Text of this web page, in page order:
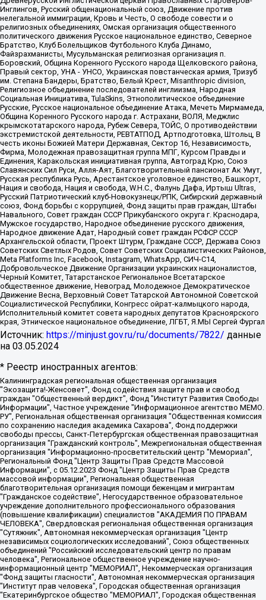
Инглингов, Русский общенациональный союз, Движение против
нелегальной иммиграции, Кровь и Честь, О свободе совести и о
религиозных объединениях, Омская организация общественного
политического движения Русское национальное единство, Северное
Братство, Клуб Болельщиков Футбольного Клуба Динамо,
Файзрахманисты, Мусульманская религиозная организация п.
Боровский, Община Коренного Русского народа Щелковского района,
Правый сектор, УНА - УНСО, Украинская повстанческая армия, Тризуб
им. Степана Бандеры, Братство, Белый Крест, Misanthropic division,
Религиозное объединение последователей инглиизма, Народная
Социальная Инициатива, TulaSkins, Этнополитическое объединение
Русские, Русское национальное объединение Атака, Мечеть Мирмамеда,
Община Коренного Русского народа г. Астрахани, ВОЛЯ, Меджлис
крымскотатарского народа, Рубеж Севера, ТОЙС, О противодействии
экстремистской деятельности, РЕВТАТПОД, Артподготовка, Штольц, В
честь иконы Божией Матери Державная, Сектор 16, Независимость,
Фирма, Молодежная правозащитная группа МПГ, Курсом Правды и
Единения, Каракольская инициативная группа, Автоград Крю, Союз
Славянских Сил Руси, Алля-Аят, Благотворительный пансионат Ак Умут,
Русская республика Русь, Арестантское уголовное единство, Башкорт,
Нация и свобода, Нация и свобода, W.H.С., Фалунь Дафа, Иртыш Ultras,
Русский Патриотический клуб-Новокузнецк/РПК, Сибирский державный
союз, Фонд борьбы с коррупцией, Фонд защиты прав граждан, Штабы
Навального, Совет граждан СССР Прикубанского округа г. Краснодара,
Мужское государство, Народное объединение русского движения,
Народное движение Адат, Народный совет граждан РСФСР СССР
Архангельской области, Проект Штурм, Граждане СССР, Держава Союз
Советских Светлых Родов, Совет Советских Социалистических Районов,
Meta Platforms Inc, Facebook, Instagram, WhatsApp, СИЧ-С14,
Добровольческое Движение Организации украинских националистов,
Черный Комитет, Татарстанское Региональное Всетатарское
общественное движение, Невоград, Молодежное Демократическое
Движение Весна, Верховный Совет Татарской Автономной Советской
Социалистической Республики, Конгресс ойрат-калмыцкого народа,
Исполнительный комитет совета народных депутатов Красноярского
края, Этническое национальное объединение, ЛГБТ, Я.МЫ Сергей Фургал
Источник: https://minjust.gov.ru/ru/documents/7822/ данные
на 03.05.2024
* Реестр иностранных агентов:
Калининградская региональная общественная организация "Экозащита!-Женсовет", Фонд содействия защите прав и свобод граждан "Общественный вердикт", Фонд "Институт Развития Свободы Информации", Частное учреждение "Информационное агентство МЕМО. РУ", Региональная общественная организация "Общественная комиссия по сохранению наследия академика Сахарова", Фонд поддержки свободы прессы, Санкт-Петербургская общественная правозащитная организация "Гражданский контроль", Межрегиональная общественная организация "Информационно-просветительский центр "Мемориал", Региональный Фонд "Центр Защиты Прав Средств Массовой Информации", с 05.12.2023 Фонд "Центр Защиты Прав Средств массовой информации", Региональная общественная благотворительная организация помощи беженцам и мигрантам "Гражданское содействие", Негосударственное образовательное учреждение дополнительного профессионального образования (повышение квалификации) специалистов "АКАДЕМИЯ ПО ПРАВАМ ЧЕЛОВЕКА", Свердловская региональная общественная организация "Сутяжник", Автономная некоммерческая организация "Центр независимых социологических исследований", Союз общественных объединений "Российский исследовательский центр по правам человека", Региональное общественное учреждение научно-информационный центр "МЕМОРИАЛ", Некоммерческая организация "Фонд защиты гласности", Автономная некоммерческая организация "Институт прав человека", Городская общественная организация "Екатеринбургское общество "МЕМОРИАЛ", Городская общественная организация "Рязанское историко-просветительское и правозащитное общество "Мемориал" (Рязанский Мемориал), Челябинский региональный орган общественной самодеятельности – женское общественное объединение "Женщины Евразии", Челябинский региональный орган общественной самодеятельности "Уральская правозащитная группа", Фонд содействия защите здоровья и социальной справедливости имени Андрея Рылькова, Автономная Некоммерческая Организация "Аналитический Центр Юрия Левады", Автономная некоммерческая организация социальной поддержки населения "Проект Апрель", Региональная общественная организация помощи женщинам и детям, находящимся в кризисной ситуации "Информационно-методический центр "Анна", Фонд содействия развитию массовых коммуникаций и правовому просвещению "Так-так-Так", Фонд содействия устойчивому развитию "Серебряная тайга", Свердловский региональный общественный фонд социальных проектов "Новое время", "Idel.Реалии", Кавказ.Реалии, Крым.Реалии, Телеканал Настоящее Время, Татаро-башкирская служба Радио Свобода (Azatliq Radiosi), Радио Свободная Европа/Радио Свобода (PCE/PC), "Сибирь.Реалии", "Фактограф", Благотворительный фонд помощи осужденным и их семьям, Автономная некоммерческая организация "Институт глобализации и социальных движений", Фонд "В защиту прав заключенных", Частное учреждение "Центр поддержки и содействия развитию средств массовой информации", Пензенский региональный общественный благотворительный фонд "Гражданский союз", "Север.Реалии", Некоммерческая организация Фонд "Правовая инициатива", Общество с ограниченной ответственностью "Радио Свободная Европа/Радио Свобода", Чешское информационное агентство "MEDIUM-ORIENT", Красноярская региональная общественная организация "Мы против СПИДа", Камалягин Денис Николаевич, Маркелов Сергей Евгеньевич, Пономарев Лев Александрович, Савицкая Людмила Алексеевна, Автономная некоммерческая организация "Центр по работе с проблемой насилия "НАСИЛИЮ.НЕТ", Межрегиональный профессиональный союз работников здравоохранения "Альянс врачей", Юридическое лицо, зарегистрированное в Латвийской Республике, SIA "Medusa Project" (регистрационный номер 40103797863, дата регистрации 10.06.2014), Некоммерческая организация "Фонд по борьбе с коррупцией", Автономная некоммерческая организация "Институт права и публичной политики", Баданин Роман Сергеевич, Гликин Максим Александрович, Железнова Мария Михайловна, Лукьянова Юлия Сергеевна, Маетная Елизавета Витальевна, Маняхин Петр Борисович, Чуракова Ольга Владимировна, Ярош Юлия Петровна, Юридическое лицо "The Insider SIA", зарегистрированное в Риге, Латвийская Республика (дата регистрации 26.06.2015), являющееся администратором доменного имени интернет-издания "The Insider SIA", https://theins.ru, Постернак Алексей Евгеньевич, Рубин Михаил Аркадьевич, Анин Роман Александрович, Юридическое лицо Istories fonds, зарегистрированное в Латвийской Республике (регистрационный номер 50008295751, дата регистрации 24.02.2020), Великовский Дмитрий Александрович, Долинина Ирина Николаевна, Мароховская Алеся Алексеевна, Шлейнов Роман Юрьевич, Шмагун Олеся Валентиновна, Общество с ограниченной ответственностью "Альтаир 2021", Общество с ограниченной ответственностью "Вега 2021", Общество с ограниченной ответственностью "Главный редактор 2021", Общество с ограниченной ответственностью "Ромашки монолит", Важенков Артем Валерьевич, Ивановская областная общественная организация "Центр гендерных исследований", Гурман Юрий Альбертович, Медиапроект "ОВД-Инфо", Егоров Владимир Владимирович, Жилинский Владимир Александрович, Общество с ограниченной ответственностью "ЗП", Иванова София Юрьевна, Карезина Инна Павловна, Кильтау Екатерина Викторовна, Петров Алексей Викторович, Пискунов Сергей Евгеньевич, Смирнов Сергей Сергеевич, Тихонов Михаил Сергеевич, Общество с ограниченной ответственностью "ЖУРНАЛИСТ-ИНОСТРАННЫЙ АГЕНТ", Арапова Галина Юрьевна, Вольтская Татьяна Анатольевна, Американская компания "Mason G.E.S. Anonymous Foundation" (США), являющаяся владельцем интернет-издания https://mnews.world/, Компания "Stichting Bellingcat", зарегистрированная в Нидерландах (дата регистрации 11.07.2018), Захаров Андрей Вячеславович, Клепиковская Екатерина Дмитриевна, Общество с ограниченной ответственностью "МЕМО", Перл Роман Александрович, Симонов Евгений Алексеевич, Соловьева Елена Анатольевна, Сотников Даниил Владимирович, Сурначева Елизавета Дмитриевна, Автономная некоммерческая организация по защите прав человека и информированию населения "Якутия – Наше Мнение", Общество с ограниченной ответственностью "Москоу диджитал медиа", с 26.01.2023 Общество с ограниченной ответственностью "Чайка Белые сады", Ветошкина Валерия Валерьевна, Заговора Максим Александрович, Межрегиональное общественное движение "Российская ЛГБТ - сеть", Оленичев Максим Владимирович, Павлов Иван Юрьевич, Скворцова Елена Сергеевна, Общество с ограниченной ответственностью "Как бы инагент", Кочетков Игорь Викторович, Общество с ограниченной ответственностью "Честные выборы", Еланчик Олег Александрович, Общество с ограниченной ответственностью "Нобелевский призыв", Гималова Регина Эмилевна, Григорьев Андрей Валерьевич, Григорьева Алина Александровна, Ассоциация по содействию защите прав призывников, альтернативнослужащих и военнослужащих "Правозащитная группа "Гражданин.Армия.Право", Хисамова Регина Фаритовна, Автономная некоммерческая организация по реализации социально-правовых программ "Лилит", Дальневосточное общественное движение "Маяк", Санкт-Петербургская ЛГБТ-инициативная группа "Выход", Инициативная группа ЛГБТ+ "Реверс", Алексеев Андрей Викторович, Бекбулатова Таисия Львовна, Беляев Иван Михайлович, Владыкина Елена Сергеевна, Гельман Марат Александрович, Никульшина Вероника Юрьевна, Толоконникова Надежда Андреевна, Шендерович Виктор Анатольевич, Общество с ограниченной ответственностью "Данное сообщение", Общество с ограниченной ответственностью Издательский дом "Новая глава", Айнбиндер Александра Александровна, Московский комьюнити-центр для ЛГБТ+инициатив, Благотворительный фонд развития филантропии, Deutsche Welle (Германия, Kurt-Schumacher-Strasse 3, 53113 Bonn), Борзунова Мария Михайловна, Воробьев Виктор Викторович, Голубева Анна Львовна, Константинова Алла Михайловна, Малкова Ирина Владимировна, Мурадов Мурад Абдулгалимович, Осетинская Елизавета Николаевна, Понасенков Евгений Николаевич, Ганапольский Матвей Юрьевич, Киселев Евгений Алексеевич, Борухович Ирина Григорьевна, Дремин Иван Тимофеевич, Дубровский Дмитрий Викторович, Красноярская региональная общественная организация поддержки и развития альтернативных образовательных технологий и межкультурных коммуникаций "ИНТЕРРА", Маяковская Екатерина Алексеевна, Фейгин Марк Захарович, Филимонов Андрей Викторович, Дзугкоева Регина Николаевна, Доброхотов Роман Александрович, Дудь Юрий Александрович, Елкин Сергей Владимирович, Кругликов Кирилл Игоревич, Сабунаева Мария Леонидовна, Семенов Алексей Владимирович, Шаинян Карен Багратович, Шульман Екатерина Михайловна, Асафьев Артур Валерьевич, Вахштайн Виктор Семенович, Венедиктов Алексей Алексеевич, Лушникова Екатерина Евгеньевна, Волков Леонид Михайлович, Невзоров Александр Глебович, Пархоменко Сергей Борисович, Сироткин Ярослав Николаевич, Кара-Мурза Владимир Владимирович, Баранова Наталья Владимировна, Гозман Леонид Яковлевич, Кагарлицкий Борис Юльевич, Климарев Михаил Валерьевич, Милов Владимир Станиславович, Автономная некоммерческая организация Краснодарский центр современного искусства "Типография", Моргенштерн Алишер Тагирович, Соболь Любовь Эдуардовна, Общество с ограниченной ответственностью "ЛИЗА НОРМ", Каспаров Гарри Кимович, Ходорковский Михаил Борисович, Общество с ограниченной ответственностью "Апрельские тезисы", Данилович Ирина Брониславовна, Кашин Олег Владимирович, Петров Николай Владимирович, Пивоваров Алексей Владимирович, Соколов Михаил Владимирович, Цветкова Юлия Владимировна, Чичваркин Евгений Александрович, Комитет против пыток/Команда против пыток, Общество с ограниченной ответственностью "Первый научный", Общество с ограниченной ответственностью "Вертолет и ко", Белоцерковская Вероника Борисовна, Кац Максим Евгеньевич, Лазарева Татьяна Юрьевна, Шаведдинов Руслан Табризович, Яшин Илья Валерьевич, Общество с ограниченной ответственностью "Иноагент ААВ", Алешковский Дмитрий Петрович, Альбац Евгения Марковна, Быков Дмитрий Львович, Галямина Юлия Евгеньевна, Лойко Сергей Леонидович, Мартынов Кирилл Константинович, Медведев Сергей Александрович, Крашенинников Федор Геннадиевич, Гордеева Катерина Вл